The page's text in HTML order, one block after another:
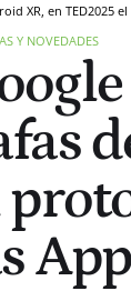
XR, en TED2025
Y NOVEDADES